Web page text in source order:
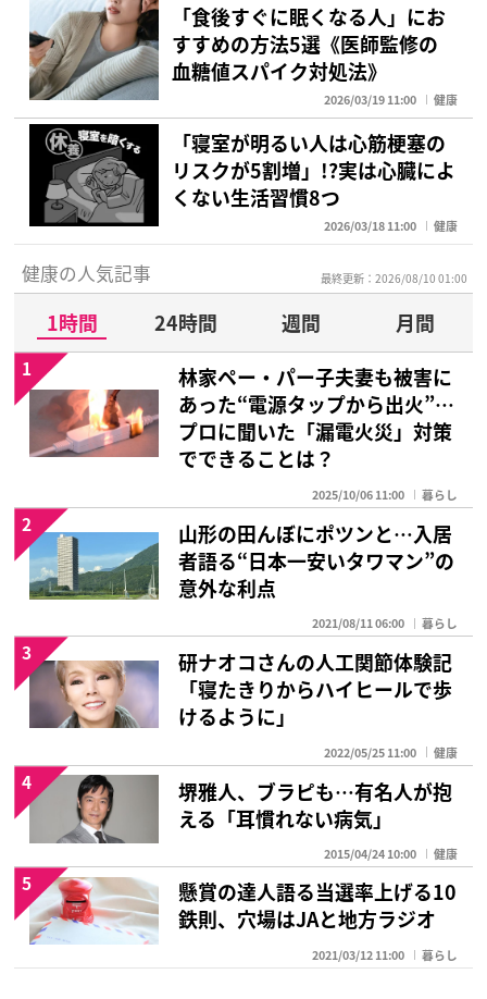
「食後すぐに眠くなる人」にお
すすめの方法5選《医師監修の
血糖値スパイク対処法》
2026/03/19 11:00 健康
「寝室が明るい人は心筋梗塞の
リスクが5割増」!?実は心臓によ
くない生活習慣8つ
2026/03/18 11:00 健康
健康の人気記事 最終更新：2026/08/10 01:00
1時間 24時間 週間
月間
林家ペー・パー子夫妻も被害に
あった“電源タップから出火”…
プロに聞いた「漏電火災」対策
でできることは？
2025/10/06 11:00 暮らし
1
山形の田んぼにポツンと…入居
者語る“日本一安いタワマン”の
意外な利点
2021/08/11 06:00 暮らし
2
研ナオコさんの人工関節体験記
「寝たきりからハイヒールで歩
けるように」
2022/05/25 11:00 健康
3
堺雅人、ブラピも…有名人が抱
える「耳慣れない病気」
2015/04/24 10:00 健康
4
懸賞の達人語る当選率上げる10
鉄則、穴場はJAと地方ラジオ
2021/03/12 11:00 暮らし
5